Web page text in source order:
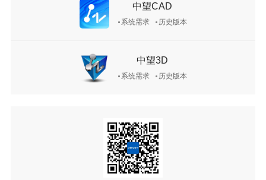
中望CAD
系统需求 历史版本
中望3D
系统需求 历史版本